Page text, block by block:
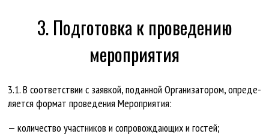
3. Подготовка к проведению
мероприятия
3.1. В со­от­вет­ст­вии с за­яв­кой, по­дан­ной Ор­га­ни­за­то­ром, опре­де­
ля­ет­ся фор­мат про­ве­де­ния Ме­роп­ри­я­тия:
— ко­ли­чест­во участ­ни­ков и со­про­вож­да­ю­щих и гос­тей;